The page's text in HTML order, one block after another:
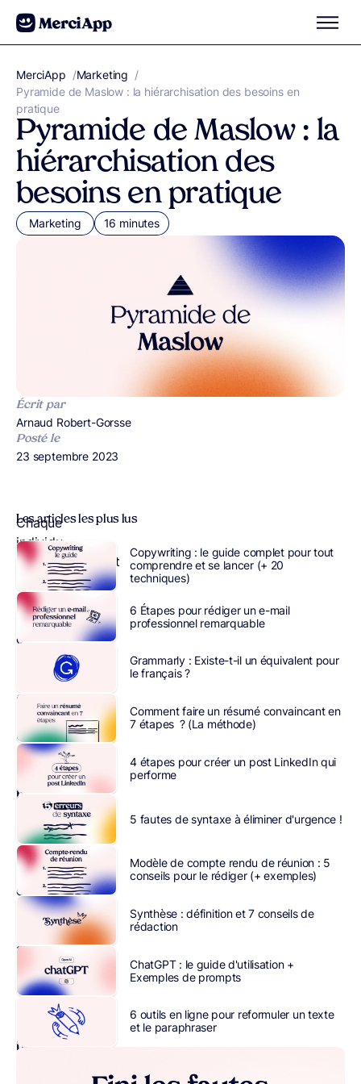
Aller au contenu
MerciApp correcteur orthographe
/Marketing /
Pyramide de Maslow : la hiérarchisation des besoins en
pratique
Pyramide de Maslow : la
hiérarchisation des
besoins en pratique
Marketing 16 minutes
Écrit par
Publié par
Arnaud Robert-Gorsse
Posté le
Publié le
23 septembre 2023
Chaque
individu,
indépendamment
son
origine
ou
classe
sociale,
est
animé
par
des
besoins
rythment
son
quotidien
et
lui
apportent
satisfaction,
fois
comblés
besoins
Les articles les plus lus
Copywriting : le guide complet pour tout
comprendre et se lancer (+ 20
techniques)
6 Étapes pour rédiger un e-mail
professionnel remarquable
Grammarly : Existe-t-il un équivalent pour
le français ?
Comment faire un résumé convaincant en
7 étapes ? (La méthode)
4 étapes pour créer un post LinkedIn qui
performe
5 fautes de syntaxe à éliminer d'urgence !
Modèle de compte rendu de réunion : 5
conseils pour le rédiger (+ exemples)
Synthèse : définition et 7 conseils de
rédaction
ChatGPT : le guide d'utilisation +
Exemples de prompts
6 outils en ligne pour reformuler un texte
et le paraphraser